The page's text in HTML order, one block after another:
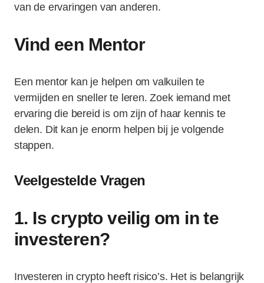
van de ervaringen van anderen.
Vind een Mentor
Een mentor kan je helpen om valkuilen te
vermijden en sneller te leren. Zoek iemand met
ervaring die bereid is om zijn of haar kennis te
delen. Dit kan je enorm helpen bij je volgende
stappen.
Veelgestelde Vragen
1. Is crypto veilig om in te
investeren?
Investeren in crypto heeft risico’s. Het is belangrijk